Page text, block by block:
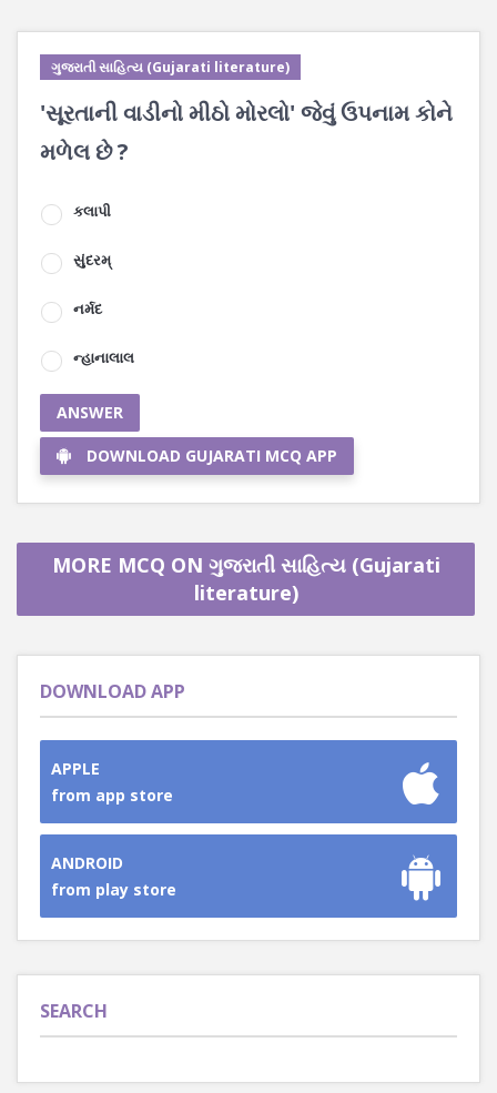
ગુજરાતી સાહિત્ય (Gujarati literature)
'સૂરતાની વાડીનો મીઠો મોરલો' જેવું ઉપનામ કોને
મળેલ છે ?
કલાપી
સુંદરમ્
નર્મદ
ન્હાનાલાલ
ANSWER
DOWNLOAD GUJARATI MCQ APP
MORE MCQ ON ગુજરાતી સાહિત્ય (Gujarati
literature)
DOWNLOAD APP
APPLE
from app store
ANDROID
from play store
SEARCH